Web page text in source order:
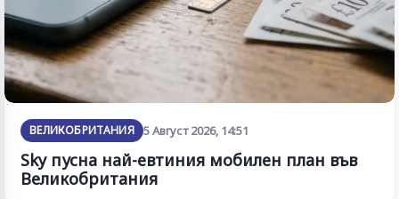
ВЕЛИКОБРИТАНИЯ 5 Август 2026, 14:51
Sky пусна най-евтиния мобилен план във
Великобритания